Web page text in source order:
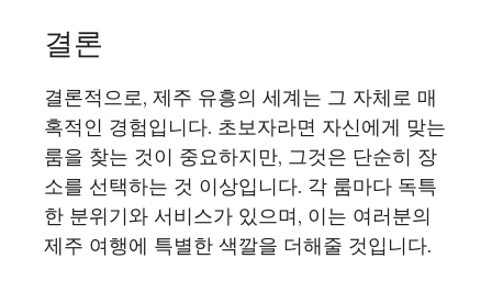
결론
결론적으로, 제주 유흥의 세계는 그 자체로 매
혹적인 경험입니다. 초보자라면 자신에게 맞는
룸을 찾는 것이 중요하지만, 그것은 단순히 장
소를 선택하는 것 이상입니다. 각 룸마다 독특
한 분위기와 서비스가 있으며, 이는 여러분의
제주 여행에 특별한 색깔을 더해줄 것입니다.